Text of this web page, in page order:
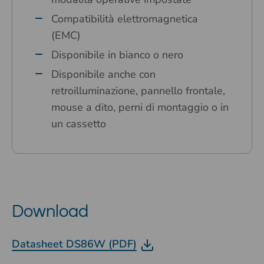
Compatibilità elettromagnetica
(EMC)
Disponibile in bianco o nero
Disponibile anche con
retroilluminazione, pannello frontale,
mouse a dito, perni di montaggio o in
un cassetto
Download
Datasheet DS86W (PDF)